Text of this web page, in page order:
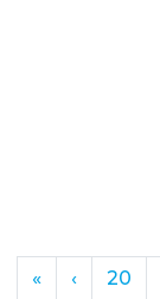
« ‹ 20